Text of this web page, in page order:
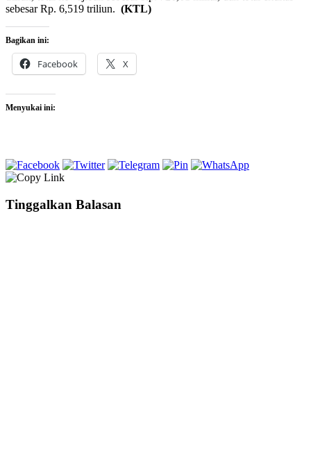
sebesar Rp. 6,519 triliun. (KTL)
Bagikan ini:
Facebook X
Menyukai ini:
Tinggalkan Balasan